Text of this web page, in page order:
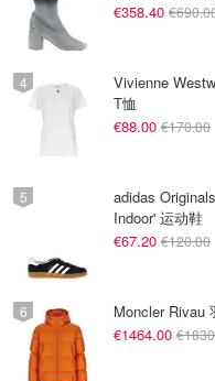
€358.40
Vivienne
T恤
€88.00 €170.00
adidas
Indoor' 运动鞋
€67.20 €120.00
Moncler Rivau
€1464.00